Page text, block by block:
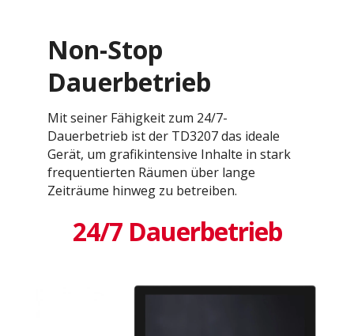
Non-Stop
Dauerbetrieb
Mit seiner Fähigkeit zum 24/7-
Dauerbetrieb ist der TD3207 das ideale
Gerät, um grafikintensive Inhalte in stark
frequentierten Räumen über lange
Zeiträume hinweg zu betreiben.
24/7 Dauerbetrieb